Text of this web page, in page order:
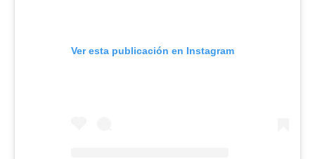
Ver esta publicación en Instagram